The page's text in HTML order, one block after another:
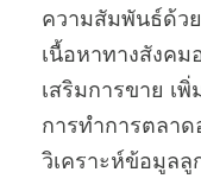
ความสัมพันธ์ด้ว
เนื้อหาทางสังค
เสริมการขาย เ
การทำการตลา
วิเคราะห์ข้อมูล